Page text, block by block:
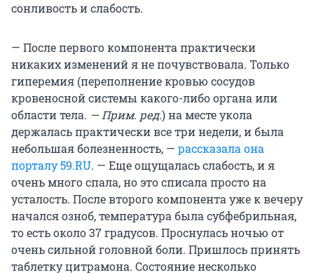
сонливость и слабость.
— После первого компонента практически
никаких изменений я не почувствовала. Только
гиперемия (переполнение кровью сосудов
кровеносной системы какого-либо органа или
области тела. — Прим. ред.) на месте укола
держалась практически все три недели, и была
небольшая болезненность, — рассказала она
порталу 59.RU. — Еще ощущалась слабость, и я
очень много спала, но это списала просто на
усталость. После второго компонента уже к вечеру
начался озноб, температура была субфебрильная,
то есть около 37 градусов. Проснулась ночью от
очень сильной головной боли. Пришлось принять
таблетку цитрамона. Состояние несколько